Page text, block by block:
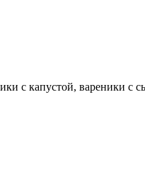
с капустой, вареники с